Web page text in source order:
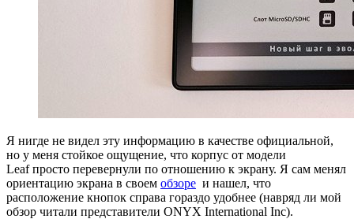
Я нигде не видел эту информацию в качестве официальной,
но у меня стойкое ощущение, что корпус от модели
Leaf просто перевернули по отношению к экрану. Я сам менял
ориентацию экрана в своем обзоре и нашел, что
расположение кнопок справа гораздо удобнее (навряд ли мой
обзор читали представители ONYX International Inc).